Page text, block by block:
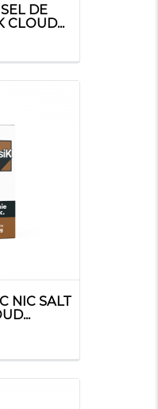
DE
CLOUD...
NIC SALT